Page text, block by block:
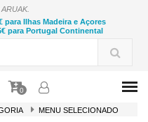
para Ilhas Madeira e Açores
para Portugal Continental
0
MENU SELECIONADO